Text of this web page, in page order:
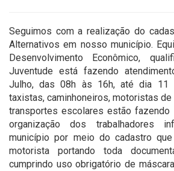
Seguimos com a realização do
Alternativos em nosso município.
Desenvolvimento Econômico,
Juventude está fazendo
Julho, das 08h às 16h, até dia 11
taxistas, caminhoneiros, motoristas
transportes escolares estão
organização dos trabalhadores
município por meio do cadastro
motorista portando toda
cumprindo uso obrigatório de